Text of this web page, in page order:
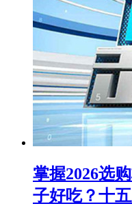
掌握2026选
子好吃？十